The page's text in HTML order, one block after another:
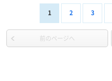
1 2 3
前のページへ